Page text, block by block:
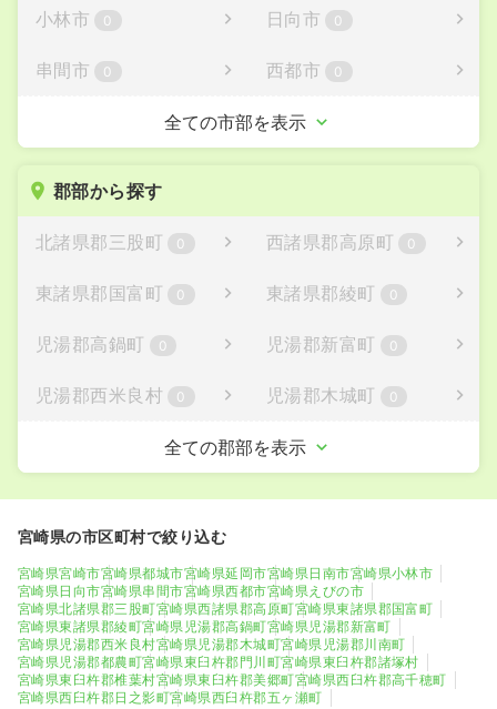
小林市 0 日向市 0
串間市 0 西都市 0
全ての市部を表示
郡部から探す
北諸県郡三股町 0 西諸県郡高原町 0
東諸県郡国富町 0 東諸県郡綾町 0
児湯郡高鍋町 0 児湯郡新富町 0
児湯郡西米良村 0 児湯郡木城町 0
0 児湯郡都農町
東臼杵郡門川町 0 東臼杵郡諸塚村 0
東臼杵郡椎葉村 0
西臼杵郡高千穂町
0
西臼杵郡日之影町
0
西臼杵郡五ヶ瀬町
0
全ての郡部を表示
宮崎県の市区町村で絞り込む
宮崎県宮崎市宮崎県都城市宮崎県延岡市宮崎県日南市宮崎県小林市
宮崎県日向市宮崎県串間市宮崎県西都市宮崎県えびの市
宮崎県北諸県郡三股町宮崎県西諸県郡高原町宮崎県東諸県郡国富町
宮崎県東諸県郡綾町宮崎県児湯郡高鍋町宮崎県児湯郡新富町
宮崎県児湯郡西米良村宮崎県児湯郡木城町宮崎県児湯郡川南町
宮崎県児湯郡都農町宮崎県東臼杵郡門川町宮崎県東臼杵郡諸塚村
宮崎県東臼杵郡椎葉村宮崎県東臼杵郡美郷町宮崎県西臼杵郡高千穂町
宮崎県西臼杵郡日之影町宮崎県西臼杵郡五ヶ瀬町